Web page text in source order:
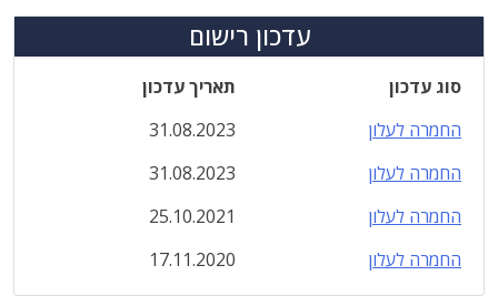
עדכון רישום
סוג עדכון
תאריך עדכון
החמרה לעלון
31.08.2023
החמרה לעלון
31.08.2023
החמרה לעלון
25.10.2021
החמרה לעלון
17.11.2020